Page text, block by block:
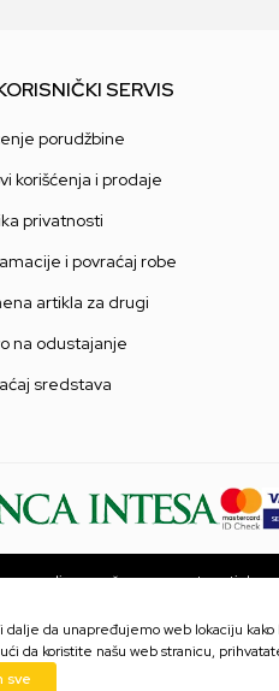
SERVIS
porudžbine
korišćenja i prodaje
privatnosti
i povraćaj robe
artikla za drugi
na odustajanje
sredstava
ali ne možemo garantovati da
da su dostupni u svakom trenutku.
063 10 48 564.
da unapređujemo web lokaciju kako
da koristite našu web stranicu,
sve